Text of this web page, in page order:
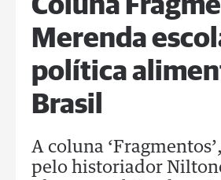
Coluna
Merenda
política
Brasil
A coluna
pelo historiador